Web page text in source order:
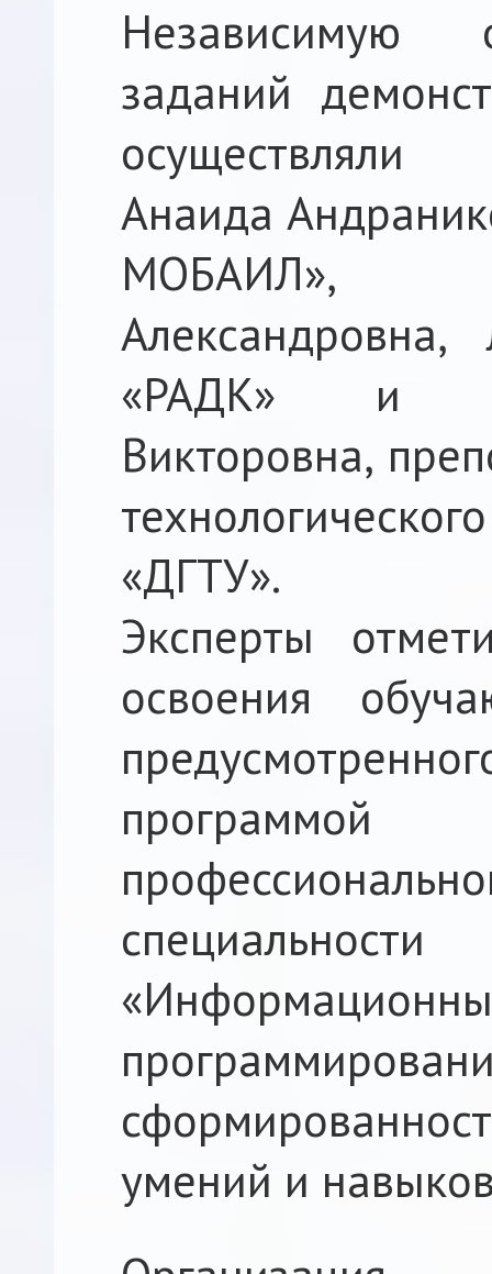
Независимую
заданий
Анаида
МОБАИЛ»,
«РАДК» и
Викторовна,
«ДГТУ».
Эксперты
освоения
умений и